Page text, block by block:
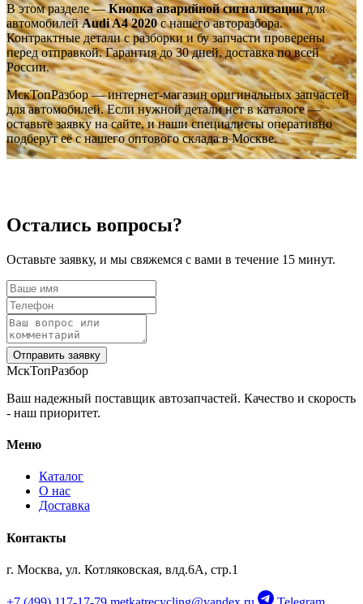
В этом разделе —Кнопка аварийной сигнализациидля
автомобилейAudi A4 2020с нашего авторазбора.
Контрактные детали с разборки и бу запчасти проверены
перед отправкой. Гарантия до 30 дней, доставка по всей
России.
МскТопРазбор — интернет-магазин оригинальных запчастей
для автомобилей. Если нужной детали нет в каталоге —
оставьте заявку на сайте, и наши специалисты оперативно
подберут её с нашего оптового склада в Москве.
Остались вопросы?
Оставьте заявку, и мы свяжемся с вами в течение 15 минут.
Отправить заявку
МскТопРазбор
Ваш надежный поставщик автозапчастей. Качество и скорость
- наш приоритет.
Меню
Каталог
О нас
Доставка
Контакты
г. Москва, ул. Котляковская, влд.6А, стр.1